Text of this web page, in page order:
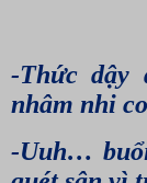
-Thức dậy
nhâm nhi
-Uuh…